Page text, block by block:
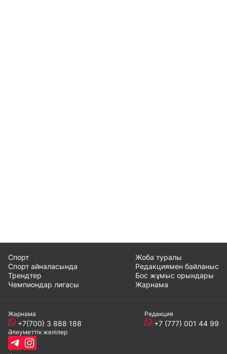
Спорт
Спорт айналасында
Трендтер
Чемпиондар лигасы
Жоба туралы
Редакциямен байланыс
Бос жұмыс орындары
Жарнама
Жарнама
+7(700) 3 888 188
Редакция
+7 (777) 001 44 99
Әлеуметтік желілер